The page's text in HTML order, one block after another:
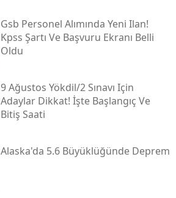
Gsb Personel Alımında Yeni Ilan!
Kpss Şartı Ve Başvuru Ekranı Belli
Oldu
9 Ağustos Yökdi̇l/2 Sınavı Için
Adaylar Dikkat! İşte Başlangıç Ve
Bitiş Saati
Alaska'da 5.6 Büyüklüğünde Deprem